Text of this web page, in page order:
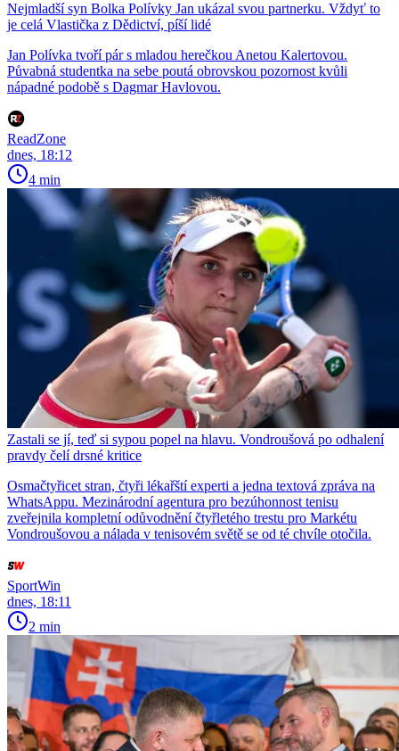
Nejmladší syn Bolka Polívky Jan ukázal svou partnerku. Vždyť to
je celá Vlastička z Dědictví, píší lidé
Jan Polívka tvoří pár s mladou herečkou Anetou Kalertovou.
Půvabná studentka na sebe poutá obrovskou pozornost kvůli
nápadné podobě s Dagmar Havlovou.
ReadZone
dnes, 18:12
4 min
Zastali se jí, teď si sypou popel na hlavu. Vondroušová po odhalení
pravdy čelí drsné kritice
Osmačtyřicet stran, čtyři lékařští experti a jedna textová zpráva na
WhatsAppu. Mezinárodní agentura pro bezúhonnost tenisu
zveřejnila kompletní odůvodnění čtyřletého trestu pro Markétu
Vondroušovou a nálada v tenisovém světě se od té chvíle otočila.
SportWin
dnes, 18:11
2 min